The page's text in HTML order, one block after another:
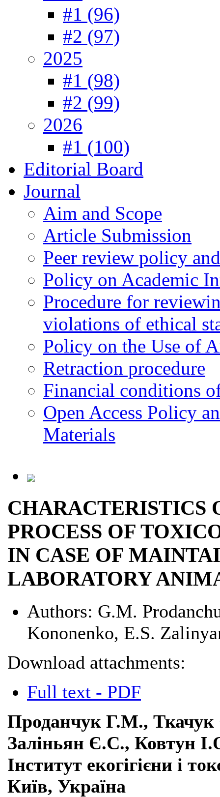
#1 (96)
#2 (97)
2025
#1 (98)
#2 (99)
2026
#1 (100)
Editorial Board
Journal
Aim and Scope
Article Submission
Peer review policy
Policy on Academic
Procedure for
violations of ethical
Policy on the Use of
Retraction procedure
Financial conditions
Open Access Policy
Materials
CHARACTERISTICS
PROCESS OF
IN CASE OF
LABORATORY
Authors: G.M.
Kononenko, E.S.
Download attachments:
Full text - PDF
Проданчук Г.М.,
Заліньян Є.С., Ковтун
Інститут екогігієни і
Київ, Україна